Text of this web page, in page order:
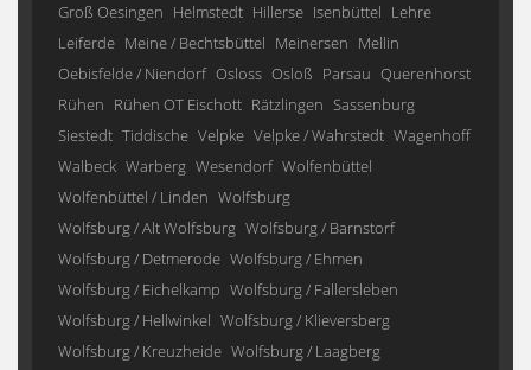
Groß Oesingen Helmstedt Hillerse Isenbüttel Lehre
Leiferde Meine / Bechtsbüttel Meinersen Mellin
Oebisfelde / Niendorf Osloss Osloß Parsau Querenhorst
Rühen Rühen OT Eischott Rätzlingen Sassenburg
Siestedt Tiddische Velpke Velpke / Wahrstedt Wagenhoff
Walbeck Warberg Wesendorf Wolfenbüttel
Wolfenbüttel / Linden Wolfsburg
Wolfsburg / Alt Wolfsburg Wolfsburg / Barnstorf
Wolfsburg / Detmerode Wolfsburg / Ehmen
Wolfsburg / Eichelkamp Wolfsburg / Fallersleben
Wolfsburg / Hellwinkel Wolfsburg / Klieversberg
Wolfsburg / Kreuzheide Wolfsburg / Laagberg